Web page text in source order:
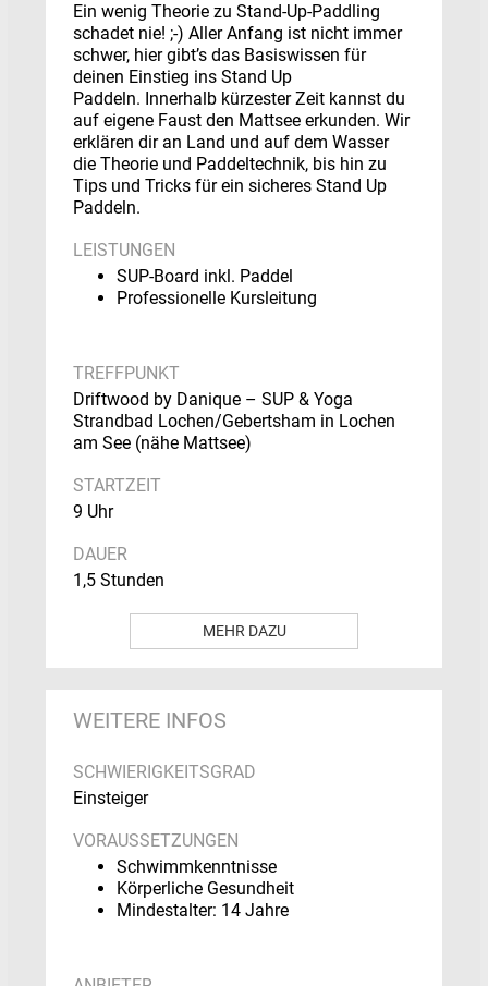
Ein wenig Theorie zu Stand-Up-Paddling
schadet nie! ;-) Aller Anfang ist nicht immer
schwer, hier gibt’s das Basiswissen für
deinen Einstieg ins Stand Up
Paddeln. Innerhalb kürzester Zeit kannst du
auf eigene Faust den Mattsee erkunden. Wir
erklären dir an Land und auf dem Wasser
die Theorie und Paddeltechnik, bis hin zu
Tips und Tricks für ein sicheres Stand Up
Paddeln.
LEISTUNGEN
SUP-Board inkl. Paddel
Professionelle Kursleitung
TREFFPUNKT
Driftwood by Danique – SUP & Yoga
Strandbad Lochen/Gebertsham in Lochen
am See (nähe Mattsee)
STARTZEIT
9 Uhr
DAUER
1,5 Stunden
MEHR DAZU
Erste Paddelschläge auf dem Board
ersten Tricks
Sowie grundlegende Tipps beim
Eine kleine Tour auf der Mattsee
NICHT VERGESSEN
Badesachen/Neopren bzw.
Sportbekleidung
WEITERE INFOS
SCHWIERIGKEITSGRAD
Einsteiger
VORAUSSETZUNGEN
Schwimmkenntnisse
Körperliche Gesundheit
Mindestalter: 14 Jahre